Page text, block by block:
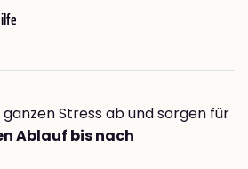
Stress ab und sorgen für
Ablauf bis nach